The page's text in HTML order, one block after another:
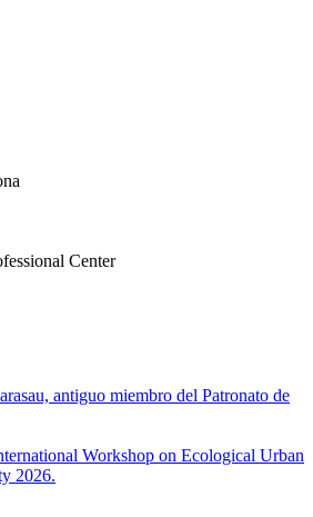
Center
antiguo miembro del Patronato de
Workshop on Ecological Urban
2026.